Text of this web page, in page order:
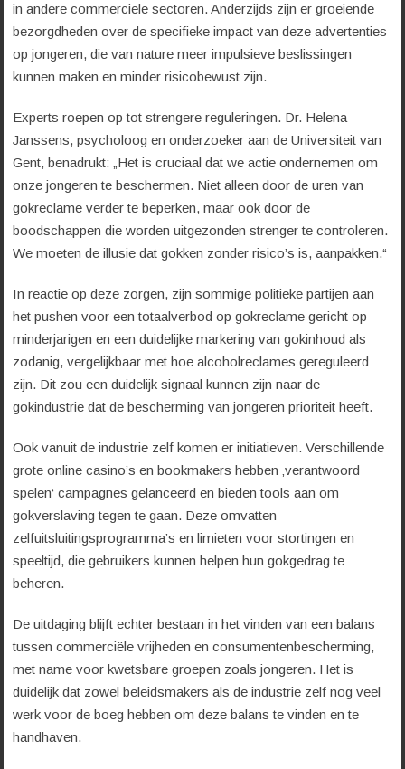
in andere commerciële sectoren. Anderzijds zijn er groeiende
bezorgdheden over de specifieke impact van deze advertenties
op jongeren, die van nature meer impulsieve beslissingen
kunnen maken en minder risicobewust zijn.
Experts roepen op tot strengere reguleringen. Dr. Helena
Janssens, psycholoog en onderzoeker aan de Universiteit van
Gent, benadrukt: „Het is cruciaal dat we actie ondernemen om
onze jongeren te beschermen. Niet alleen door de uren van
gokreclame verder te beperken, maar ook door de
boodschappen die worden uitgezonden strenger te controleren.
We moeten de illusie dat gokken zonder risico’s is, aanpakken.“
In reactie op deze zorgen, zijn sommige politieke partijen aan
het pushen voor een totaalverbod op gokreclame gericht op
minderjarigen en een duidelijke markering van gokinhoud als
zodanig, vergelijkbaar met hoe alcoholreclames gereguleerd
zijn. Dit zou een duidelijk signaal kunnen zijn naar de
gokindustrie dat de bescherming van jongeren prioriteit heeft.
Ook vanuit de industrie zelf komen er initiatieven. Verschillende
grote online casino’s en bookmakers hebben ‚verantwoord
spelen‘ campagnes gelanceerd en bieden tools aan om
gokverslaving tegen te gaan. Deze omvatten
zelfuitsluitingsprogramma’s en limieten voor stortingen en
speeltijd, die gebruikers kunnen helpen hun gokgedrag te
beheren.
De uitdaging blijft echter bestaan in het vinden van een balans
tussen commerciële vrijheden en consumentenbescherming,
met name voor kwetsbare groepen zoals jongeren. Het is
duidelijk dat zowel beleidsmakers als de industrie zelf nog veel
werk voor de boeg hebben om deze balans te vinden en te
handhaven.